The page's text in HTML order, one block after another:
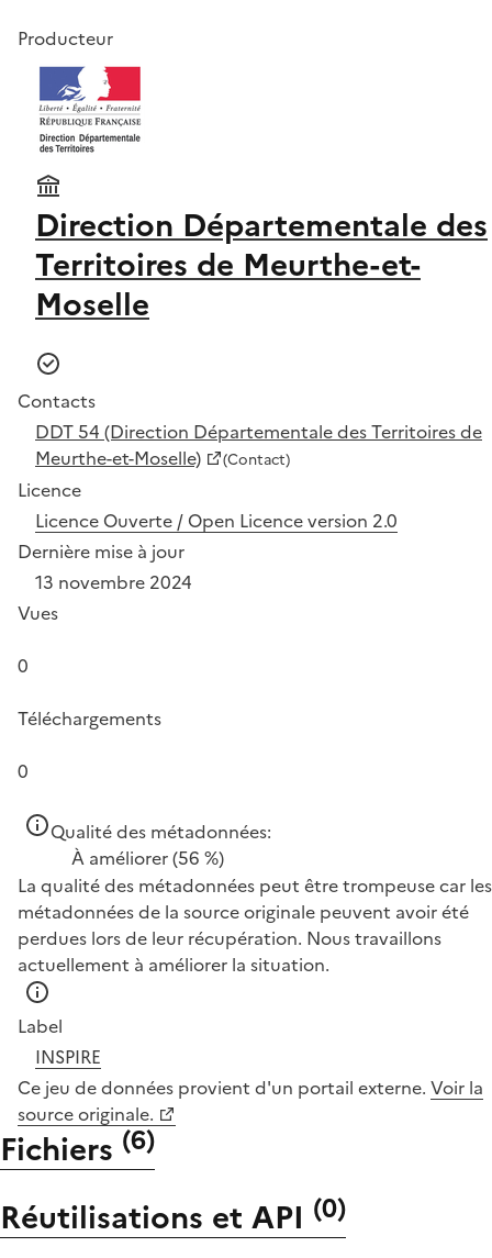
Producteur
Direction Départementale des
Territoires de Meurthe-et-
Moselle
Contacts
DDT 54 (Direction Départementale des Territoires de
Meurthe-et-Moselle)
(Contact)
Licence
Licence Ouverte / Open Licence version 2.0
Dernière mise à jour
13 novembre 2024
Vues
0
Téléchargements
0
Qualité des métadonnées:
À améliorer(56 %)
La qualité des métadonnées peut être trompeuse car les
métadonnées de la source originale peuvent avoir été
perdues lors de leur récupération. Nous travaillons
actuellement à améliorer la situation.
Label
INSPIRE
Ce jeu de données provient d'un portail externe. Voir la
source originale.
Fichiers (6)
Réutilisations et API (0)